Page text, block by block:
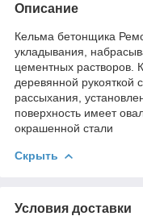
Описание
Кельма бетонщика
укладывания,
цементных растворов.
деревянной
рассыхания,
поверхность имеет
окрашенной стали
Скрыть
Условия доставки